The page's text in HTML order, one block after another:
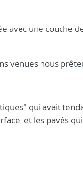
avec une couche
venues nous
qui avait
et les pavés